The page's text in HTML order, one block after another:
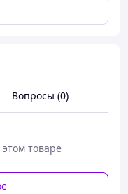
через
вставляется
расклепан.
изготавливаются
Вопросы (0)
товаре